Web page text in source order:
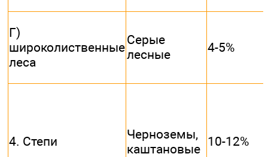
Г)
широколиственные
леса
Серые
лесные
4-5%
4. Степи
Черноземы,
каштановые
10-12%